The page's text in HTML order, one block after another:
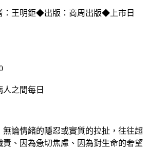
王明鉅◆出版：商周出版◆上市日
之間每日
論情緒的隱忍或實質的拉扯，往往超
、因為急切焦慮、因為對生命的奢望